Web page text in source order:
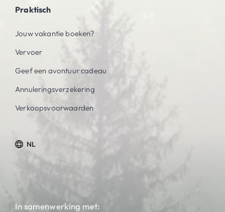
Praktisch
Jouw vakantie boeken?
Vervoer
Geef een avontuur cadeau
Annuleringsverzekering
Verkoopsvoorwaarden
NL
In samenwerking met: